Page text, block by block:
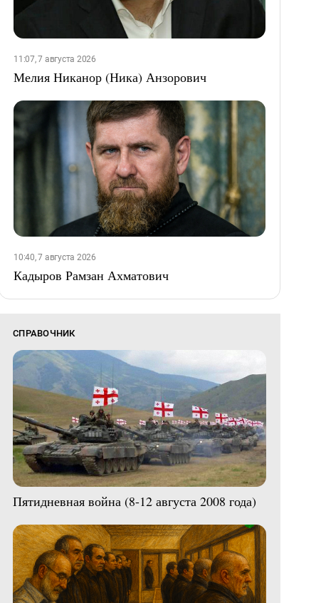
11:07, 7 августа 2026
Мелия Никанор (Ника) Анзорович
10:40, 7 августа 2026
Кадыров Рамзан Ахматович
СПРАВОЧНИК
Пятидневная война (8-12 августа 2008 года)